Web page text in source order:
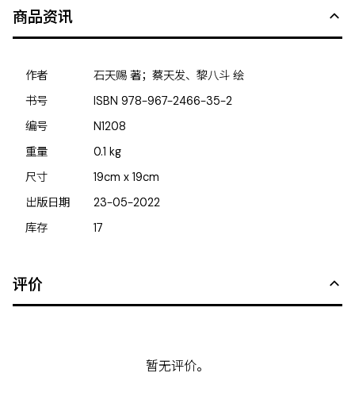
商品资讯
作者
石天赐 著；蔡天发、黎八斗 绘
书号
ISBN978-967-2466-35-2
编号
N1208
重量
0.1 kg
尺寸
19cm x 19cm
出版日期
23-05-2022
库存
17
评价
暂无评价。